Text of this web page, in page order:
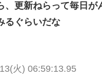
、更新ねらって毎日
るぐらいだな
火) 06:59:13.95